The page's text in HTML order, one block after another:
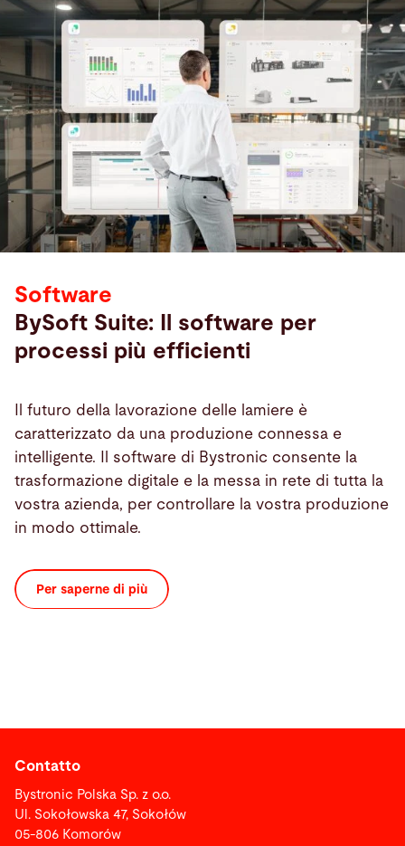
Software
BySoft Suite: Il software per
processi più efficienti
Il futuro della lavorazione delle lamiere è
caratterizzato da una produzione connessa e
intelligente. Il software di Bystronic consente la
trasformazione digitale e la messa in rete di tutta la
vostra azienda, per controllare la vostra produzione
in modo ottimale.
Per saperne di più
Contatto
Bystronic Polska Sp. z o.o.
Ul. Sokołowska 47, Sokołów
05-806 Komorów